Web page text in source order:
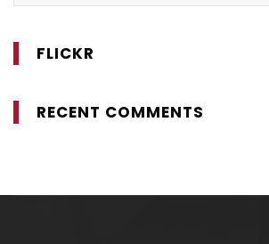
FLICKR
RECENT COMMENTS